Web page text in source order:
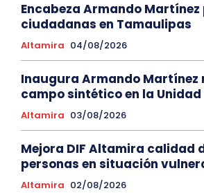
Encabeza Armando
ciudadanas en Tamaulipas
Altamira 04/08/2026
Inaugura Armando Martínez
campo sintético en la
Altamira 03/08/2026
Mejora DIF Altamira calidad
personas en situación
Altamira 02/08/2026